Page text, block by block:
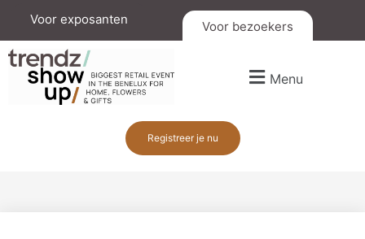
Voor exposanten Voor bezoekers
Menu
Registreer je nu